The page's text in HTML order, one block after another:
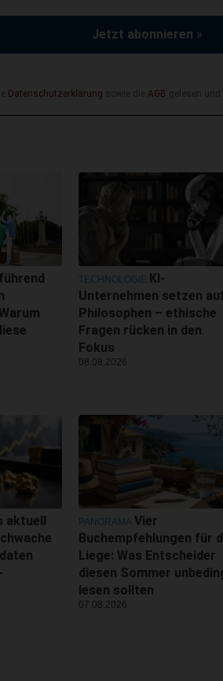
Jetzt abonnieren »
Datenschutzerklärung sowie die AGB gelesen und
TECHNOLOGIE KI-
Unternehmen setzen
Philosophen – ethische
Fragen rücken in den
Fokus
08.08.2026
aktuell
PANORAMA Vier
Buchempfehlungen für
Liege: Was Entscheider
diesen Sommer
lesen sollten
07.08.2026